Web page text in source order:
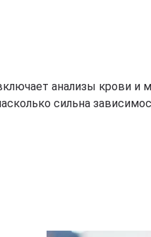
анализы крови и
сильна